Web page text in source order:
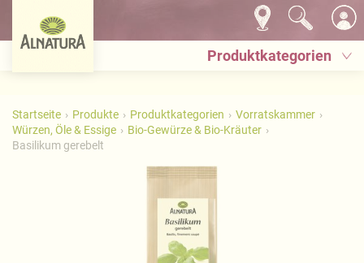
Produktkategorien
Startseite Produkte Produktkategorien
Vorratskammer
Würzen, Öle & Essige
Bio-Gewürze & Bio-Kräuter
Basilikum gerebelt